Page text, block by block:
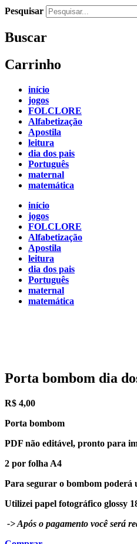
Pesquisar
Buscar
Carrinho
início
jogos
FOLCLORE
Alfabetização
Apostila
leitura
dia dos pais
Português
maternal
matemática
início
jogos
FOLCLORE
Alfabetização
Apostila
leitura
dia dos pais
Português
maternal
matemática
Porta bombom dia
R$ 4,00
Porta bombom
PDF não editável, pronto para
2 por folha A4
Para segurar o bombom poderá
Utilizei papel fotográfico glossy
-> Após o pagamento você será